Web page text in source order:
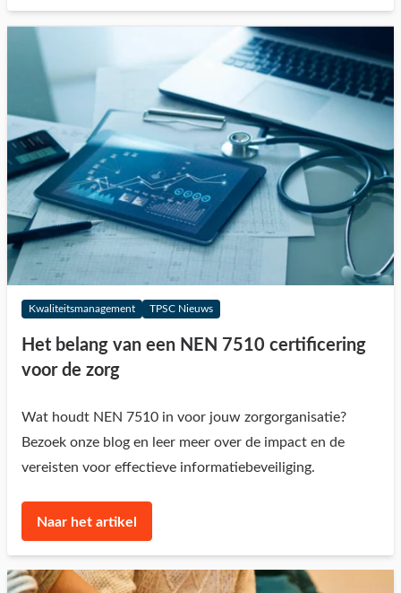
Kwaliteitsmanagement TPSC Nieuws
Het belang van een NEN 7510 certificering
voor de zorg
Wat houdt NEN 7510 in voor jouw zorgorganisatie?
Bezoek onze blog en leer meer over de impact en de
vereisten voor effectieve informatiebeveiliging.
Naar het artikel